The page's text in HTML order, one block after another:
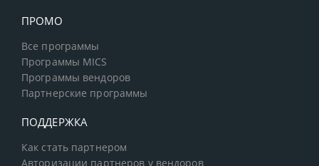
ПРОМО
Все программы
Программы MICS
Программы вендоров
Партнерские программы
ПОДДЕРЖКА
Как стать партнером
Авторизации партнеров у вендоров